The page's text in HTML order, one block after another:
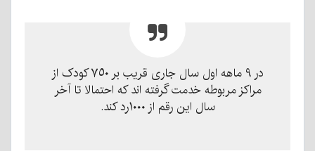
در ٩ ماهه اول سال جاری قريب بر ٧٥٠ كودک از
مراکز مربوطه خدمت گرفته اند که احتمالا تا آخر
سال این رقم از ١٠٠٠رد كند.